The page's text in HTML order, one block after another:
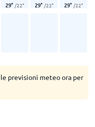
29° /22° 29° /22° 29° /22°
previsioni meteo ora per